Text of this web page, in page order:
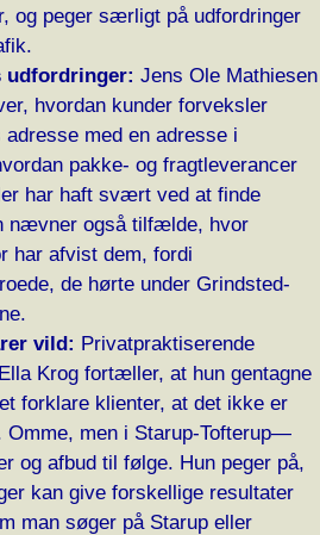
og peger særligt på udfordringer
udfordringer: Jens Ole Mathiesen
hvordan kunder forveksler
med en adresse i
pakke- og fragtleverancer
har haft svært ved at finde
nævner også tilfælde, hvor
har afvist dem, fordi
de hørte under Grindsted-
vild: Privatpraktiserende
Krog fortæller, at hun gentagne
forklare klienter, at det ikke er
Omme, men i Starup-Tofterup—
og afbud til følge. Hun peger på,
kan give forskellige resultater
man søger på Starup eller